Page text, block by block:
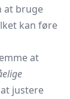
at bruge
kan føre
at
justere